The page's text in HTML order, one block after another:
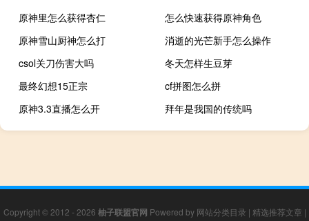
原神里怎么获得杏仁
怎么快速获得原神角色
原神雪山厨神怎么打
消逝的光芒新手怎么操作
csol关刀伤害大吗
冬天怎样生豆芽
最终幻想15正宗
cf拼图怎么拼
原神3.3直播怎么开
拜年是我国的传统吗
Copyright © 2012 - 2026 柚子联盟官网 Powered by 网站分类目录 | 精选推荐文章 |